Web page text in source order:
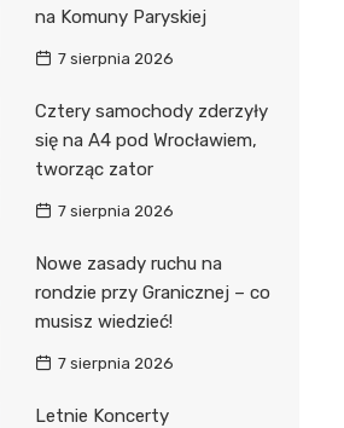
na Komuny Paryskiej
7 sierpnia 2026
Cztery samochody zderzyły
się na A4 pod Wrocławiem,
tworząc zator
7 sierpnia 2026
Nowe zasady ruchu na
rondzie przy Granicznej – co
musisz wiedzieć!
7 sierpnia 2026
Letnie Koncerty